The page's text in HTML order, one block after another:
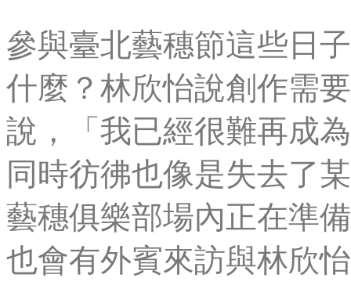
參與臺北藝穗節這些日
什麼？林欣怡說創作需
說，「我已經很難再成
同時彷彿也像是失去了
藝穗俱樂部場內正在準
也會有外賓來訪與林欣